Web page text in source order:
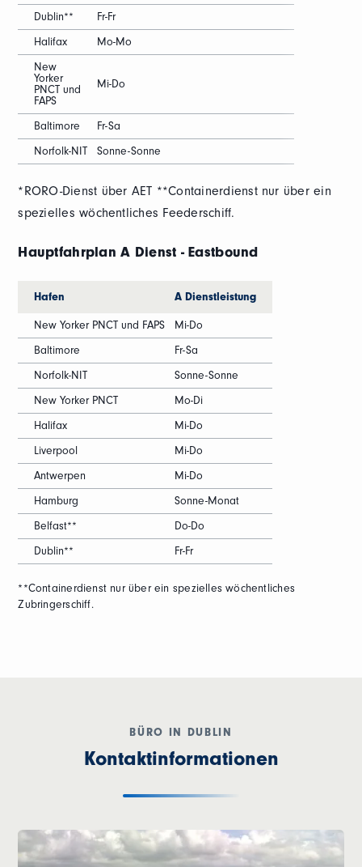
Dublin**
Fr-Fr
Halifax
Mo-Mo
New
Yorker
PNCT und
FAPS
Mi-Do
Baltimore
Fr-Sa
Norfolk-NIT
Sonne-Sonne
*RORO-Dienst über AET **Containerdienst nur über ein
spezielles wöchentliches Feederschiff.
Hauptfahrplan A Dienst - Eastbound
Hafen A Dienstleistung
New Yorker PNCT und FAPS
Mi-Do
Baltimore
Fr-Sa
Norfolk-NIT
Sonne-Sonne
New Yorker PNCT
Mo-Di
Halifax
Mi-Do
Liverpool
Mi-Do
Antwerpen
Mi-Do
Hamburg
Sonne-Monat
Belfast**
Do-Do
Dublin**
Fr-Fr
**Containerdienst nur über ein spezielles wöchentliches
Zubringerschiff.
BÜRO IN DUBLIN
Kontaktinformationen